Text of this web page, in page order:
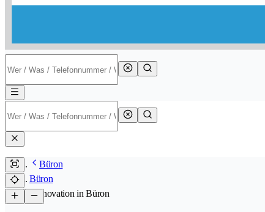
Büron
Büron
/Renovation in Büron